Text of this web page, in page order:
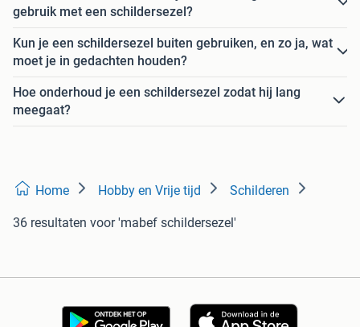
gebruik met een schildersezel?
Kun je een schildersezel buiten gebruiken, en zo ja, wat
moet je in gedachten houden?
Hoe onderhoud je een schildersezel zodat hij lang
meegaat?
Home Hobby en Vrije tijd Schilderen
36 resultaten voor 'mabef schildersezel'